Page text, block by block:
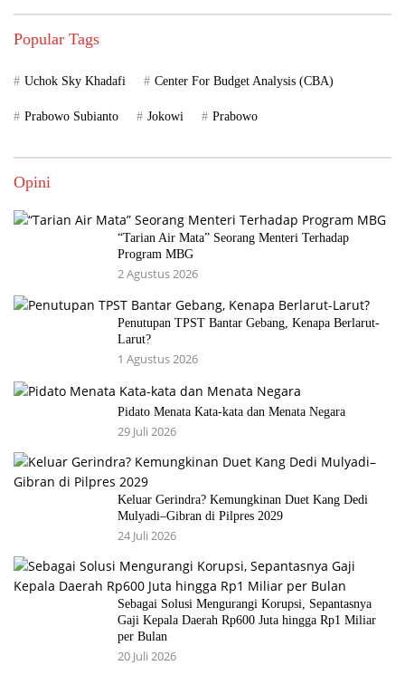
Popular Tags
Uchok Sky Khadafi Center For Budget Analysis (CBA)
Prabowo Subianto Jokowi Prabowo
Opini
“Tarian Air Mata” Seorang Menteri Terhadap
Program MBG
2 Agustus 2026
Penutupan TPST Bantar Gebang, Kenapa Berlarut-
Larut?
1 Agustus 2026
Pidato Menata Kata-kata dan Menata Negara
29 Juli 2026
Keluar Gerindra? Kemungkinan Duet Kang Dedi
Mulyadi–Gibran di Pilpres 2029
24 Juli 2026
Sebagai Solusi Mengurangi Korupsi, Sepantasnya
Gaji Kepala Daerah Rp600 Juta hingga Rp1 Miliar
per Bulan
20 Juli 2026